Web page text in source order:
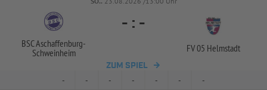
BSC Aschaffenburg-
Schweinheim
- : -
FV 05 Helmstadt
ZUM SPIEL
- - - - - - -